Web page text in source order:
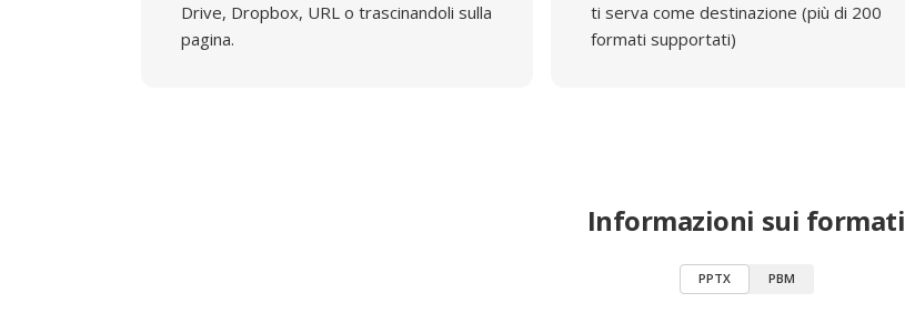
Drive, Dropbox, URL o trascinandoli sulla
pagina.
ti serva come destinazione (più di 200
formati supportati)
Informazioni sui formati
PPTX PBM